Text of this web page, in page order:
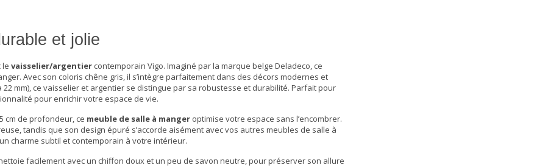
et jolie
le vaisselier/argentier contemporain Vigo. Imaginé par la marque belge Deladeco, ce
Avec son coloris chêne gris, il s’intègre parfaitement dans des décors modernes et
mm), ce vaisselier et argentier se distingue par sa robustesse et durabilité. Parfait pour
pour enrichir votre espace de vie.
cm de profondeur, ce meuble de salle à manger optimise votre espace sans l’encombrer.
tandis que son design épuré s’accorde aisément avec vos autres meubles de salle à
charme subtil et contemporain à votre intérieur.
facilement avec un chiffon doux et un peu de savon neutre, pour préserver son allure